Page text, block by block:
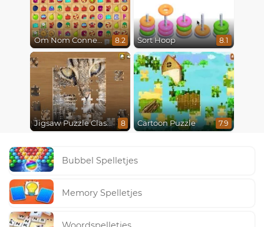
Om Nom Connect Classic 8.2 Sort Hoop 8.1
Jigsaw Puzzle Classic 8 Cartoon Puzzle 7.9
Bubbel Spelletjes
Memory Spelletjes